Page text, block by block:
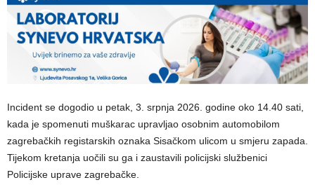
Incident se dogodio u petak, 3. srpnja 2026. godine oko 14.40 sati,
kada je spomenuti muškarac upravljao osobnim automobilom
zagrebačkih registarskih oznaka Sisačkom ulicom u smjeru zapada.
Tijekom kretanja uočili su ga i zaustavili policijski službenici
Policijske uprave zagrebačke.